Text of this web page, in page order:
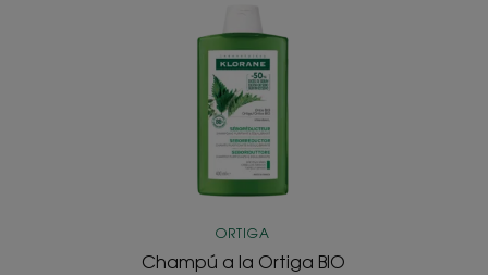
a
la
Ortiga
BIO
ORTIGA
Champú a la Ortiga BIO